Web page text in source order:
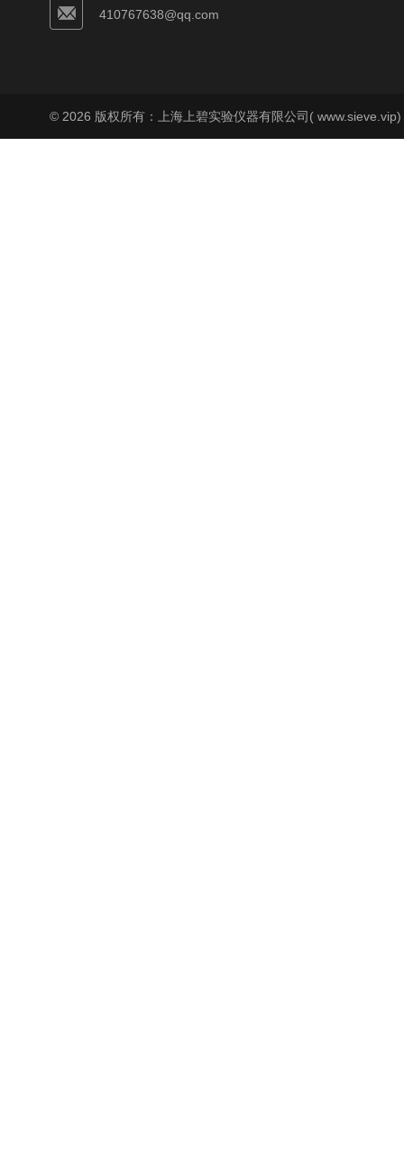
410767638@qq.com
© 2026 版权所有：上海上碧实验仪器有限公司(